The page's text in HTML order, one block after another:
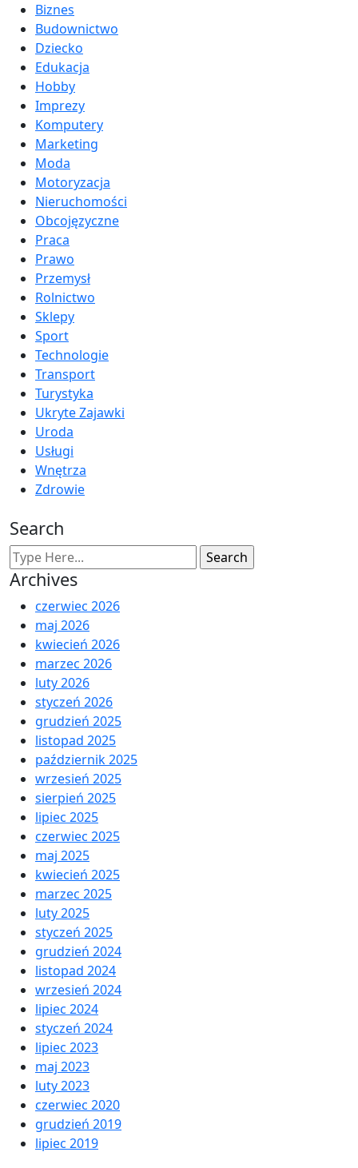
Biznes
Budownictwo
Dziecko
Edukacja
Hobby
Imprezy
Komputery
Marketing
Moda
Motoryzacja
Nieruchomości
Obcojęzyczne
Praca
Prawo
Przemysł
Rolnictwo
Sklepy
Sport
Technologie
Transport
Turystyka
Ukryte Zajawki
Uroda
Usługi
Wnętrza
Zdrowie
Search
Archives
czerwiec 2026
maj 2026
kwiecień 2026
marzec 2026
luty 2026
styczeń 2026
grudzień 2025
listopad 2025
październik 2025
wrzesień 2025
sierpień 2025
lipiec 2025
czerwiec 2025
maj 2025
kwiecień 2025
marzec 2025
luty 2025
styczeń 2025
grudzień 2024
listopad 2024
wrzesień 2024
lipiec 2024
styczeń 2024
lipiec 2023
maj 2023
luty 2023
czerwiec 2020
grudzień 2019
lipiec 2019